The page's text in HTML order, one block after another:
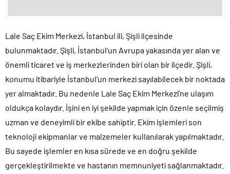
Lale Saç Ekim Merkezi, İstanbul ili, Şişli ilçesinde
bulunmaktadır. Şişli, İstanbul’un Avrupa yakasında yer alan ve
önemli ticaret ve iş merkezlerinden biri olan bir ilçedir. Şişli,
konumu itibariyle İstanbul’un merkezi sayılabilecek bir noktada
yer almaktadır. Bu nedenle Lale Saç Ekim Merkezi’ne ulaşım
oldukça kolaydır. İşini en iyi şekilde yapmak için özenle seçilmiş
uzman ve deneyimli bir ekibe sahiptir. Ekim işlemleri son
teknoloji ekipmanlar ve malzemeler kullanılarak yapılmaktadır.
Bu sayede işlemler en kısa sürede ve en doğru şekilde
gerçekleştirilmekte ve hastanın memnuniyeti sağlanmaktadır.